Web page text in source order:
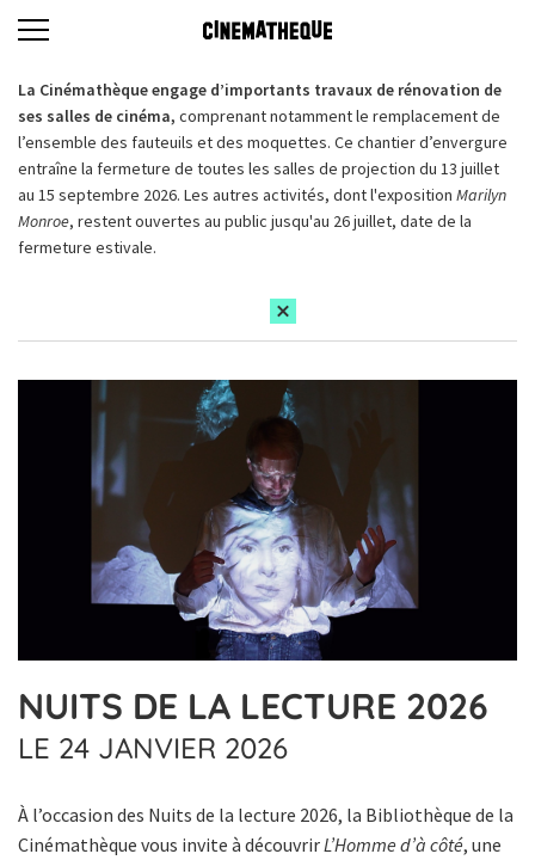
La Cinémathèque engage d’importants travaux de rénovation de
ses salles de cinéma, comprenant notamment le remplacement de
l’ensemble des fauteuils et des moquettes. Ce chantier d’envergure
entraîne la fermeture de toutes les salles de projection du 13 juillet
au 15 septembre 2026. Les autres activités, dont l'exposition Marilyn
Monroe, restent ouvertes au public jusqu'au 26 juillet, date de la
fermeture estivale.
NUITS DE LA LECTURE 2026
LE 24 JANVIER 2026
À l’occasion des Nuits de la lecture 2026, la Bibliothèque de la
Cinémathèque vous invite à découvrirL’Homme d’à côté, une